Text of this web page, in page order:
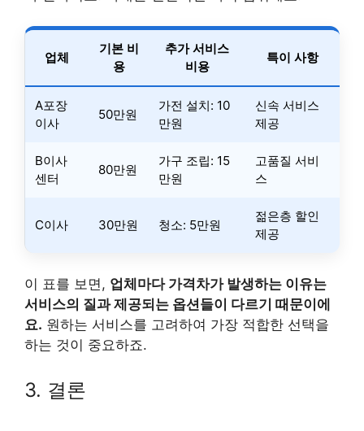
업체
기본 비
용
추가 서비스
비용
특이 사항
A포장
이사
50만원
가전 설치: 10
만원
신속 서비스
제공
B이사
센터
80만원
가구 조립: 15
만원
고품질 서비
스
C이사 30만원 청소: 5만원
젊은층 할인
제공
이 표를 보면, 업체마다 가격차가 발생하는 이유는
서비스의 질과 제공되는 옵션들이 다르기 때문이에
요. 원하는 서비스를 고려하여 가장 적합한 선택을
하는 것이 중요하죠.
3. 결론